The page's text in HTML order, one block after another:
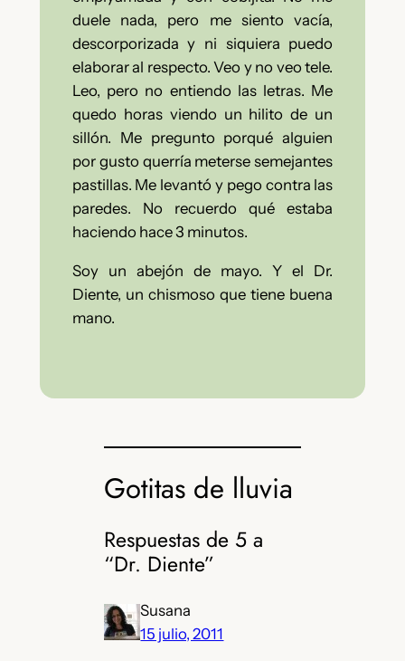
duele nada, pero me siento vacía,
descorporizada y ni siquiera puedo
elaborar al respecto. Veo y no veo tele.
Leo, pero no entiendo las letras. Me
quedo horas viendo un hilito de un
sillón. Me pregunto porqué alguien
por gusto querría meterse semejantes
pastillas. Me levantó y pego contra las
paredes. No recuerdo qué estaba
haciendo hace 3 minutos.
Soy un abejón de mayo. Y el Dr.
Diente, un chismoso que tiene buena
mano.
Gotitas de lluvia
Respuestas de 5 a
“Dr. Diente”
Susana
15 julio, 2011